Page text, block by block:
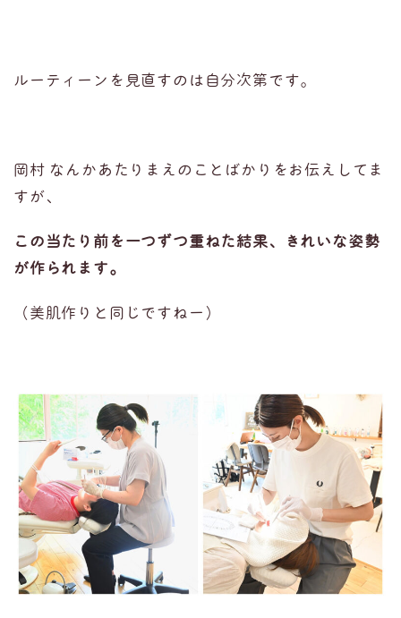
ルーティーンを見直すのは自分次第です。
岡村 なんかあたりまえのことばかりをお伝えしてま
すが、
この当たり前を一つずつ重ねた結果、きれいな姿勢
が作られます。
（美肌作りと同じですねー）